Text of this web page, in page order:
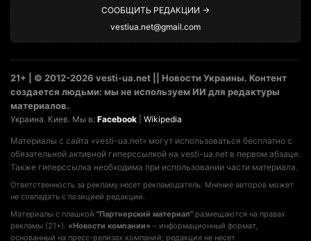
СООБЩИТЬ РЕДАКЦИИ →
vestiua.net@gmail.com
21+ | © 2012-2026 vesti-ua.net || Новости Украины. Контент
создается людьми: мы не используем ИИ для редактуры
материалов.
Украина. Киев. Мы в: Facebook Wikipedia
Материалы с сайта «vesti-ua.net» могут использоваться бесплатно с
обязательной активной гиперссылкой на vesti-ua.net в первом абзаце.
Также гиперссылка необходима при использовании части материала.
Ответственность за рекламу несет рекламодатель. Мнение авторов может
не совпадать с позицией редакции.
Материалы с плашкой "Партнерский материал" размещаются на правах
рекламы (21+). «Новости компании» – информационный формат,
основанный на пресс-релизах компаний; редакция не несет